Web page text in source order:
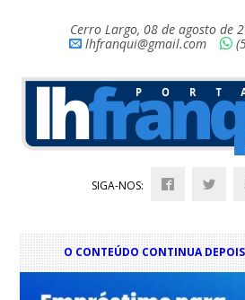
Cerro Largo, 08 de agosto de
lhfranqui@gmail.com
SIGA-NOS:
O CONTEÚDO CONTINUA